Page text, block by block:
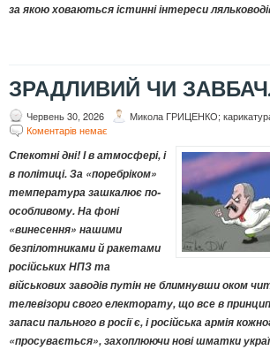
за якою ховаються істинні інтереси
ЗРАДЛИВИЙ ЧИ
Червень 30, 2026
Микола ГРИЦЕНКО;
Коментарів немає
Спекотні дні! І в атмосфері, і
в політиці. За «поребріком»
температура зашкалює по-
особливому. На фоні
«винесення» нашими
безпілотниками й ракетами
російських НПЗ та
військових заводів путін не блимнувши оком
телевізори свого електорату, що все в
запаси пального в росії є, і російська армія
«просувається», захоплюючи нові шматки